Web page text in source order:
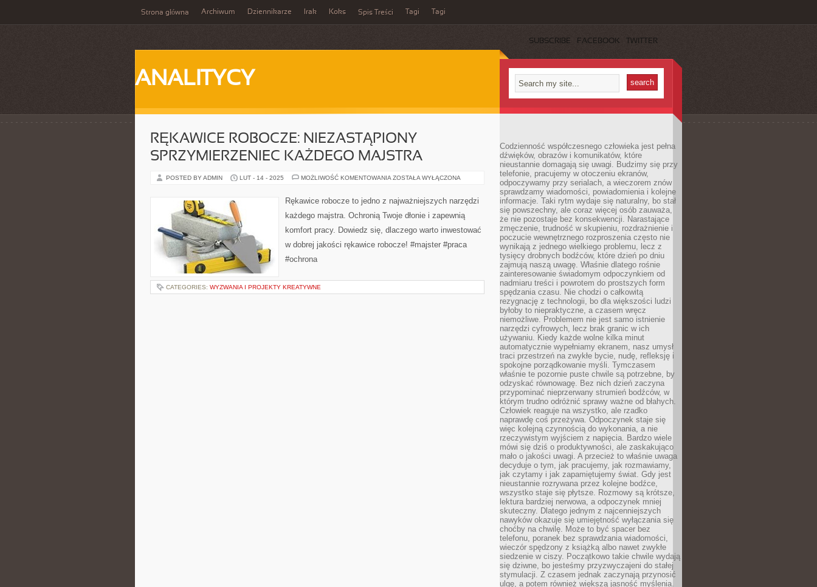
Strona główna Archiwum Dziennikarze Irak Koks Spis Treści Tagi Tagi
SUBSCRIBE FACEBOOK TWITTER
ANALITYCY
RĘKAWICE ROBOCZE: NIEZASTĄPIONY
SPRZYMIERZENIEC KAŻDEGO MAJSTRA
POSTED BY ADMIN LUT - 14 - 2025 MOŻLIWOŚĆ KOMENTOWANIA RĘKAWICE
SPRZYMIERZENIEC
KAŻDEGO
ZOSTAŁA WYŁĄCZONA
Rękawice robocze to jedno z najważniejszych narzędzi
każdego majstra. Ochronią Twoje dłonie i zapewnią
komfort pracy. Dowiedz się, dlaczego warto inwestować
w dobrej jakości rękawice robocze! #majster #praca
#ochrona
CATEGORIES: WYZWANIA I PROJEKTY KREATYWNE
Codzienność współczesnego człowieka jest pełna
dźwięków, obrazów i komunikatów, które
nieustannie domagają się uwagi. Budzimy się przy
telefonie, pracujemy w otoczeniu ekranów,
odpoczywamy przy serialach, a wieczorem znów
sprawdzamy wiadomości, powiadomienia i kolejne
informacje. Taki rytm wydaje się naturalny, bo stał
się powszechny, ale coraz więcej osób zauważa,
że nie pozostaje bez konsekwencji. Narastające
zmęczenie, trudność w skupieniu, rozdrażnienie i
poczucie wewnętrznego rozproszenia często nie
wynikają z jednego wielkiego problemu, lecz z
tysięcy drobnych bodźców, które dzień po dniu
zajmują naszą uwagę. Właśnie dlatego rośnie
zainteresowanie świadomym odpoczynkiem od
nadmiaru treści i powrotem do prostszych form
spędzania czasu. Nie chodzi o całkowitą
rezygnację z technologii, bo dla większości ludzi
byłoby to niepraktyczne, a czasem wręcz
niemożliwe. Problemem nie jest samo istnienie
narzędzi cyfrowych, lecz brak granic w ich
używaniu. Kiedy każde wolne kilka minut
automatycznie wypełniamy ekranem, nasz umysł
traci przestrzeń na zwykłe bycie, nudę, refleksję i
spokojne porządkowanie myśli. Tymczasem
właśnie te pozornie puste chwile są potrzebne, by
odzyskać równowagę. Bez nich dzień zaczyna
przypominać nieprzerwany strumień bodźców, w
którym trudno odróżnić sprawy ważne od błahych.
Człowiek reaguje na wszystko, ale rzadko
naprawdę coś przeżywa. Odpoczynek staje się
więc kolejną czynnością do wykonania, a nie
rzeczywistym wyjściem z napięcia. Bardzo wiele
mówi się dziś o produktywności, ale zaskakująco
mało o jakości uwagi. A przecież to właśnie uwaga
decyduje o tym, jak pracujemy, jak rozmawiamy,
jak czytamy i jak zapamiętujemy świat. Gdy jest
nieustannie rozrywana przez kolejne bodźce,
wszystko staje się płytsze. Rozmowy są krótsze,
lektura bardziej nerwowa, a odpoczynek mniej
skuteczny. Dlatego jednym z najcenniejszych
nawyków okazuje się umiejętność wyłączania się
choćby na chwilę. Może to być spacer bez
telefonu, poranek bez sprawdzania wiadomości,
wieczór spędzony z książką albo nawet zwykłe
siedzenie w ciszy. Początkowo takie chwile wydają
się dziwne, bo jesteśmy przyzwyczajeni do stałej
stymulacji. Z czasem jednak zaczynają przynosić
ulgę, a potem również większą jasność myślenia.